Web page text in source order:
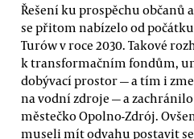
Řešení ku prospěchu občanů
se přitom nabízelo od
Turów v roce 2030. Takové
k transformačním fondům,
dobývací prostor — a tím i
na vodní zdroje — a
městečko Opolno-Zdrój.
museli mít odvahu postavit